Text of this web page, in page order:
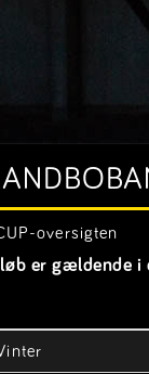
oversigten
er gældende